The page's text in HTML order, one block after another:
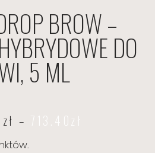
BROW –
DO
5 ML
zł – 713.40zł